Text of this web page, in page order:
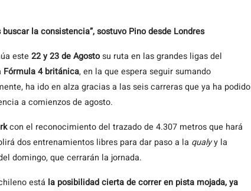
la consistencia”, sostuvo Pino desde Londres
este 22 y 23 de Agostosu ruta en las grandes ligas del
Fórmula 4 británica, en la que espera seguir sumando
ha ido en alza gracias a las seis carreras que ya ha podido
a comienzos de agosto.
con el reconocimiento del trazado de 4.307 metros que hará
dos entrenamientos libres para dar paso a la qualyy la
domingo, que cerrarán la jornada.
está la posibilidad cierta de correr en pista mojada, ya